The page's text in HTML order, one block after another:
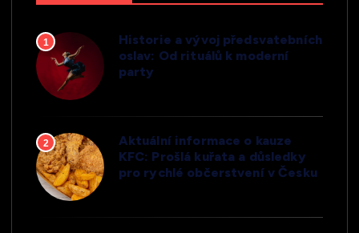
1
Historie a vývoj předsvatebních
oslav: Od rituálů k moderní
party
2
Aktuální informace o kauze
KFC: Prošlá kuřata a důsledky
pro rychlé občerstvení v Česku